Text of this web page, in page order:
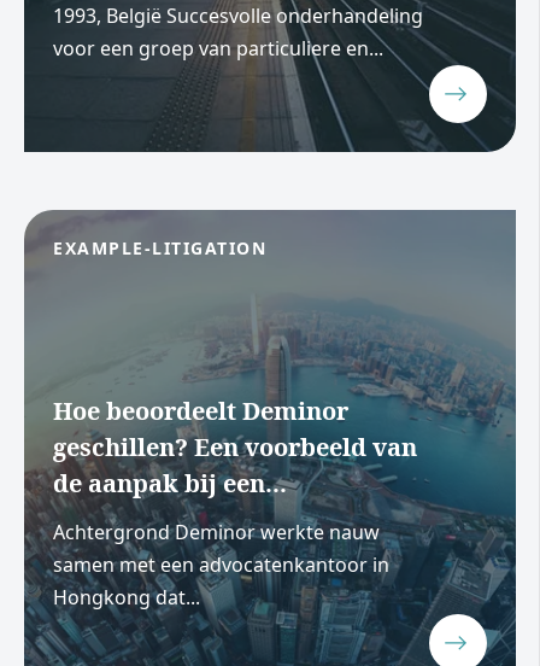
1993, België Succesvolle onderhandeling
voor een groep van particuliere en...
EXAMPLE-LITIGATION
Hoe beoordeelt Deminor
geschillen? Een voorbeeld van
de aanpak bij een...
Achtergrond Deminor werkte nauw
samen met een advocatenkantoor in
Hongkong dat...